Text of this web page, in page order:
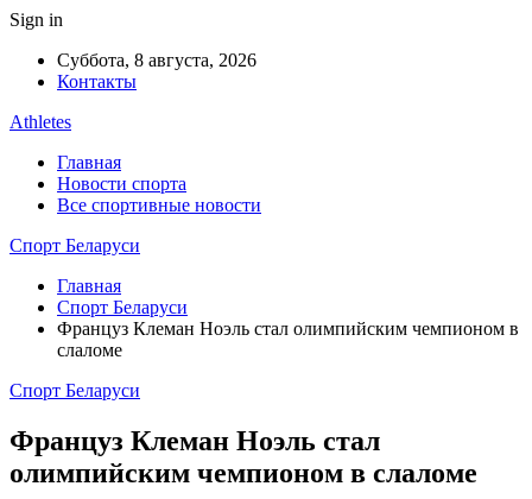
Sign in
Суббота, 8 августа, 2026
Контакты
Athletes
Главная
Новости спорта
Все спортивные новости
Спорт Беларуси
Главная
Спорт Беларуси
Француз Клеман Ноэль стал олимпийским чемпионом в
слаломе
Спорт Беларуси
Француз Клеман Ноэль стал
олимпийским чемпионом в слаломе